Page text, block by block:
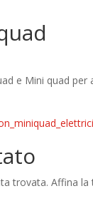
e Mini quad
trovata. Affina